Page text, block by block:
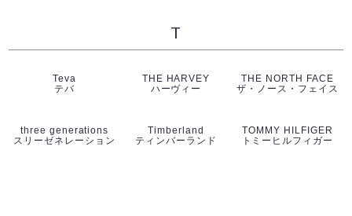
T
Teva
テバ
THE HARVEY
ハーヴィー
THE NORTH FACE
ザ・ノース・フェイス
three generations
スリーゼネレーション
Timberland
ティンバーランド
TOMMY HILFIGER
トミーヒルフィガー